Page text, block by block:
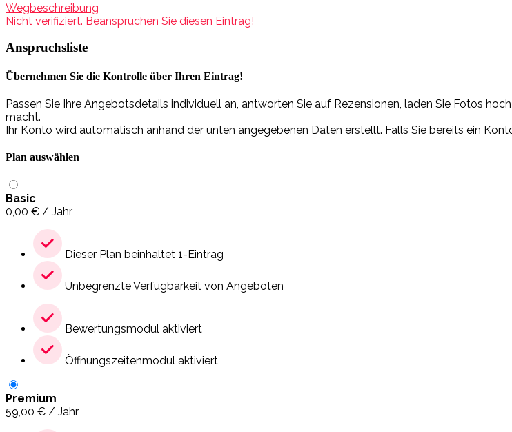
Wegbeschreibung
Nicht verifiziert. Beanspruchen Sie diesen Eintrag!
Anspruchsliste
Übernehmen Sie die Kontrolle über Ihren Eintrag!
Passen Sie Ihre Angebotsdetails individuell an, antworten Sie auf Rezensionen, laden Sie Fotos
macht.
Ihr Konto wird automatisch anhand der unten angegebenen Daten erstellt. Falls Sie bereits ein
Plan auswählen
Basic
0,00 € / Jahr
Dieser Plan beinhaltet 1-Eintrag
Unbegrenzte Verfügbarkeit von Angeboten
Bewertungsmodul aktiviert
Öffnungszeitenmodul aktiviert
Premium
59,00 € / Jahr